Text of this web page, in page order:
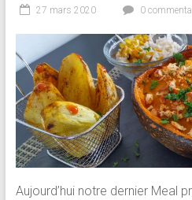
27 mars 2020 0
Aujourd’hui notre dernier Meal